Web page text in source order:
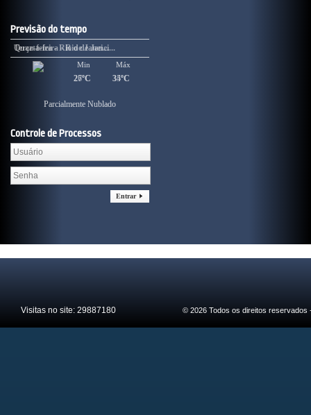
Previsão do tempo
Terça-feira - Rio de Janei...
Máx
34ºC
Min
26ºC
Parcialmente Nublado
Quarta-feira - Rio de Janei...
Máx
35ºC
Min
27ºC
Parcialmente Nublado
Controle de Processos
Entrar
Visitas no site: 29887180 © 2026 Todos os direitos reservados